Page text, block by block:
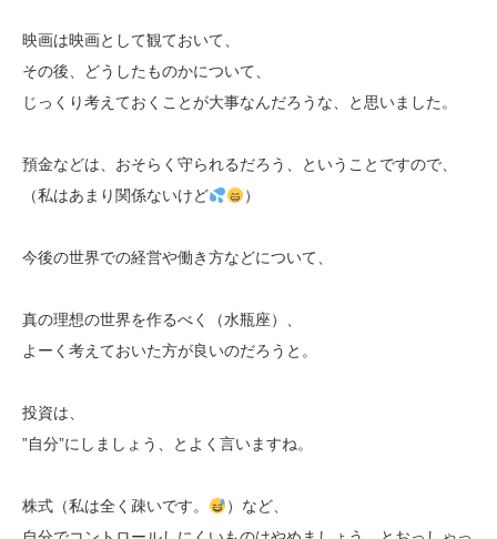
映画は映画として観ておいて、
その後、どうしたものかについて、
じっくり考えておくことが大事なんだろうな、と思いました。
預金などは、おそらく守られるだろう、ということですので、
（私はあまり関係ないけど
）
今後の世界での経営や働き方などについて、
真の理想の世界を作るべく（水瓶座）、
よーく考えておいた方が良いのだろうと。
投資は、
”自分”にしましょう、とよく言いますね。
株式（私は全く疎いです。
）など、